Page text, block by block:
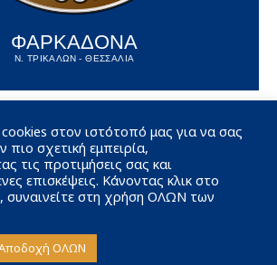
ΦΑΡΚΑΔΟΝΑ
Ν. ΤΡΙΚΑΛΩΝ - ΘΕΣΣΑΛΙΑ
στον ιστότοπό μας για να σας
σχετική εμπειρία,
τις προτιμήσεις σας και
επισκέψεις. Κάνοντας κλικ στο
στη χρήση ΟΛΩΝ των
ΟΛΩΝ